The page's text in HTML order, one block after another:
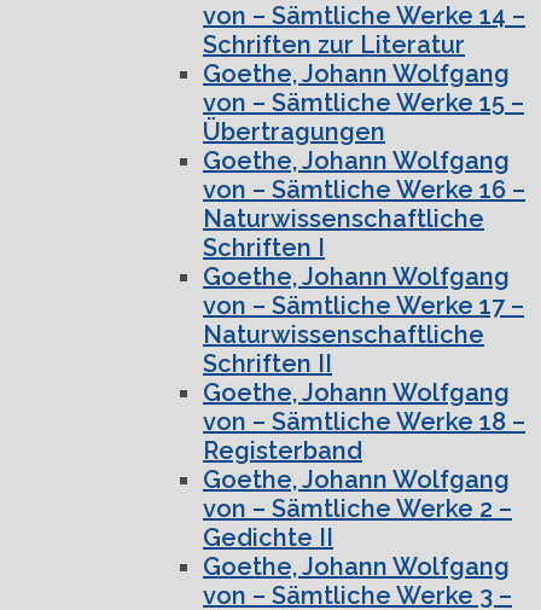
von – Sämtliche Werke 14 –
Schriften zur Literatur
Goethe, Johann Wolfgang
von – Sämtliche Werke 15 –
Übertragungen
Goethe, Johann Wolfgang
von – Sämtliche Werke 16 –
Naturwissenschaftliche
Schriften I
Goethe, Johann Wolfgang
von – Sämtliche Werke 17 –
Naturwissenschaftliche
Schriften II
Goethe, Johann Wolfgang
von – Sämtliche Werke 18 –
Registerband
Goethe, Johann Wolfgang
von – Sämtliche Werke 2 –
Gedichte II
Goethe, Johann Wolfgang
von – Sämtliche Werke 3 –